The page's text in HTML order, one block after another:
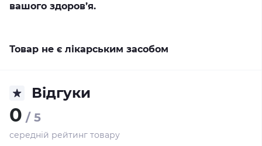
вашого здоров’я.
Товар не є лікарським засобом
Відгуки
0 / 5
середній рейтинг товару